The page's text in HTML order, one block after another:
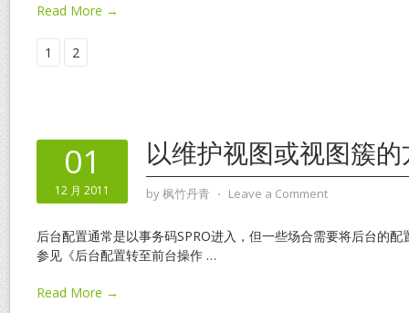
Read More →
1 2
01
12 月 2011
以维护视图或视图簇
by枫竹丹青 ⋅ Leave a Comment
后台配置通常是以事务码SPRO进入，但一些场合需要将后台的
参见《后台配置转至前台操作 …
Read More →